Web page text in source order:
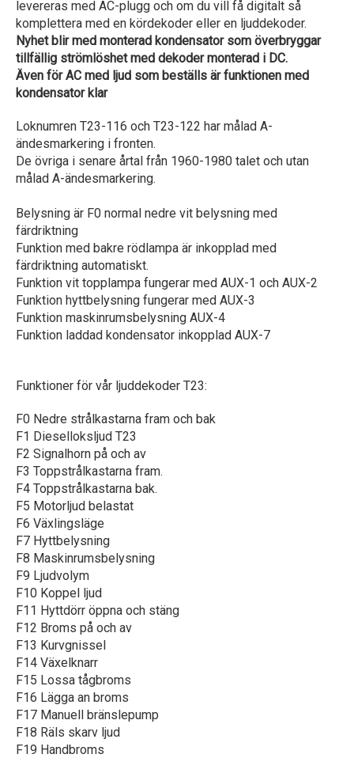
levereras med AC-plugg och om du vill få digitalt så
komplettera med en kördekoder eller en ljuddekoder.
Nyhet blir med monterad kondensator som överbryggar
tillfällig strömlöshet med dekoder monterad i DC.
Även för AC med ljud som beställs är funktionen med
kondensator klar
Loknumren T23-116 och T23-122 har målad A-
ändesmarkering i fronten.
De övriga i senare årtal från 1960-1980 talet och utan
målad A-ändesmarkering.
Belysning är F0 normal nedre vit belysning med
färdriktning
Funktion med bakre rödlampa är inkopplad med
färdriktning automatiskt.
Funktion vit topplampa fungerar med AUX-1 och AUX-2
Funktion hyttbelysning fungerar med AUX-3
Funktion maskinrumsbelysning AUX-4
Funktion laddad kondensator inkopplad AUX-7
Funktioner för vår ljuddekoder T23:
F0 Nedre strålkastarna fram och bak
F1 Dieselloksljud T23
F2 Signalhorn på och av
F3 Toppstrålkastarna fram.
F4 Toppstrålkastarna bak.
F5 Motorljud belastat
F6 Växlingsläge
F7 Hyttbelysning
F8 Maskinrumsbelysning
F9 Ljudvolym
F10 Koppel ljud
F11 Hyttdörr öppna och stäng
F12 Broms på och av
F13 Kurvgnissel
F14 Växelknarr
F15 Lossa tågbroms
F16 Lägga an broms
F17 Manuell bränslepump
F18 Räls skarv ljud
F19 Handbroms